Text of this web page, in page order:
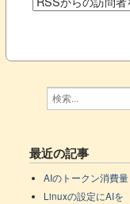
最近の記事
AIのトークン消費量
Linuxの設定にAIを